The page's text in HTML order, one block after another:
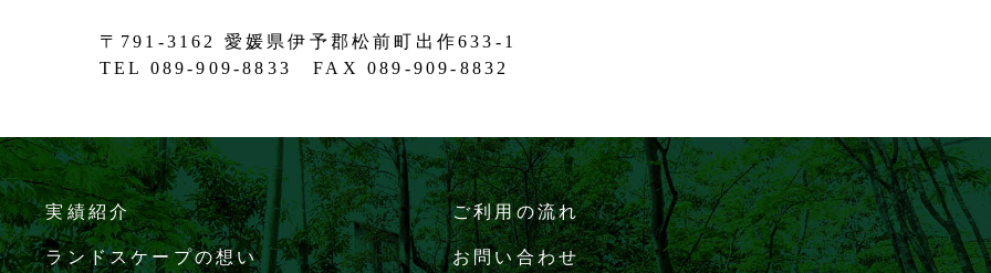
〒791-3162 愛媛県伊予郡松前町出作633-1
TEL 089-909-8833 FAX 089-909-8832
実績紹介
ランドスケープの想い
ご利用の流れ
お問い合わせ